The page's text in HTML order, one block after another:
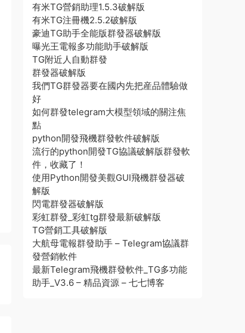
有米TG營銷助理1.5.3破解版
有米TG注冊機2.5.2破解版
豪迪TG助手全能版群發器破解版
曝光王電報多功能助手破解版
TG附近人自動群發
群發器破解版
我們TG群發器要在國内先把産品體驗做
好
如何群發telegram大模型領域的關注焦
點
python開發飛機群發軟件破解版
流行的python開發TG協議破解版群發軟
件，收藏了！
使用Python開發美觀GUI飛機群發器破
解版
閃電群發器破解版
彩虹群發_彩虹tg群發最新破解版
TG營銷工具破解版
大航母電報群發助手 – Telegram協議群
發營銷軟件
最新Telegram飛機群發軟件_TG多功能
助手_V3.6 – 精品資源 – 七七博客